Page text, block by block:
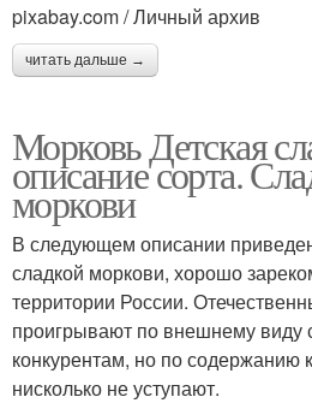
pixabay.com / Личный архив
читать дальше →
Морковь Детская
описание сорта.
моркови
В следующем описании
сладкой моркови, хорошо
территории России.
проигрывают по внешнему
конкурентам, но по содержанию
нисколько не уступают.